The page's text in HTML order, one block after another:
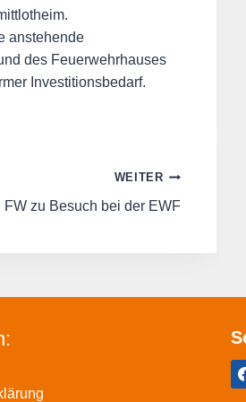
anstehende
des Feuerwehrhauses
Investitionsbedarf.
WEITER
FW zu Besuch bei der EWF